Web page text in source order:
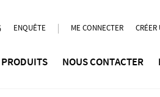
ENQUÊTE ME CONNECTER CRÉER
PRODUITS NOUS CONTACTER